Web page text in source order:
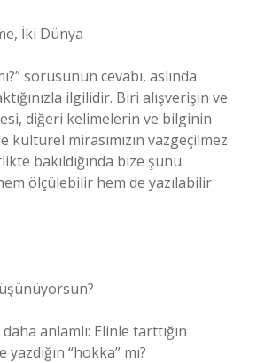
İki Dünya
sorusunun cevabı, aslında
ilgilidir. Biri alışverişin ve
diğeri kelimelerin ve bilginin
kültürel mirasımızın vazgeçilmez
bakıldığında bize şunu
ölçülebilir hem de yazılabilir
anlamlı: Elinle tarttığın
“hokka” mı?